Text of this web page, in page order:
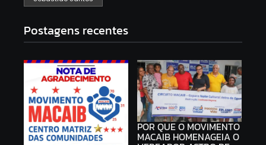
Postagens recentes
POR QUE O MOVIMENTO
MACAIB HOMENAGEIA O